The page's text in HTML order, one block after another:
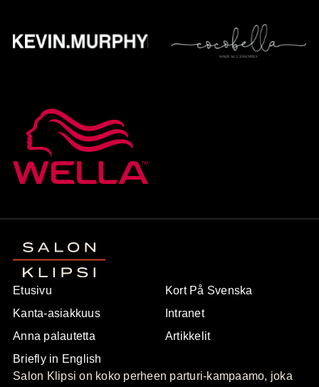
Etusivu
Kanta-asiakkuus
Anna palautetta
Briefly in English
Kort På Svenska
Intranet
Artikkelit
Salon Klipsi on koko perheen parturi-kampaamo, joka